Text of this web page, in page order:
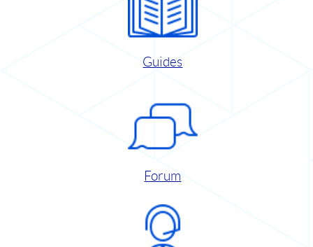
Guides
Forum